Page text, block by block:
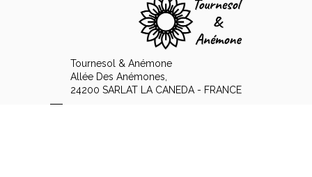
Tournesol & Anémone
Allée Des Anémones,
24200 SARLAT LA CANEDA - FRANCE